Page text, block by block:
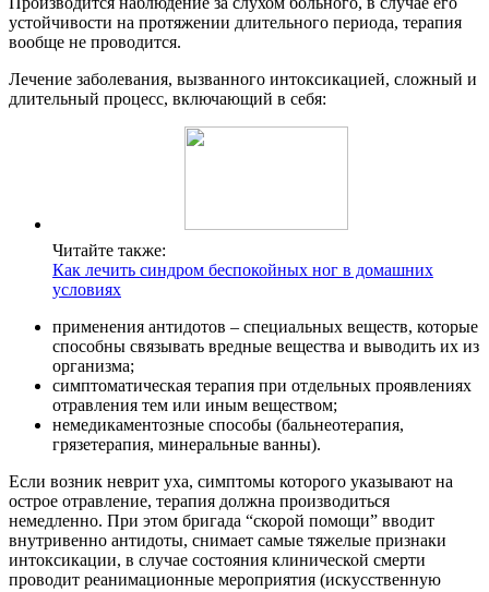
устойчивости на протяжении длительного периода, терапия
вообще не проводится.
Лечение заболевания, вызванного интоксикацией, сложный и
длительный процесс, включающий в себя:
Читайте также:
Как лечить синдром беспокойных ног в домашних
условиях
применения антидотов – специальных веществ, которые
способны связывать вредные вещества и выводить их из
организма;
симптоматическая терапия при отдельных проявлениях
отравления тем или иным веществом;
немедикаментозные способы (бальнеотерапия,
грязетерапия, минеральные ванны).
Если возник неврит уха, симптомы которого указывают на
острое отравление, терапия должна производиться
немедленно. При этом бригада “скорой помощи” вводит
внутривенно антидоты, снимает самые тяжелые признаки
интоксикации, в случае состояния клинической смерти
проводит реанимационные мероприятия (искусственную